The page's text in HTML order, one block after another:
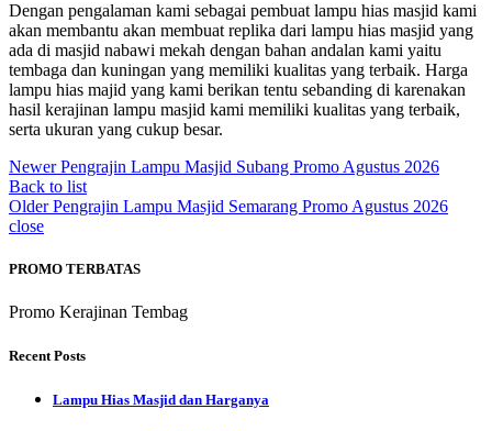
Dengan pengalaman kami sebagai pembuat lampu hias masjid kami
akan membantu akan membuat replika dari lampu hias masjid yang
ada di masjid nabawi mekah dengan bahan andalan kami yaitu
tembaga dan kuningan yang memiliki kualitas yang terbaik. Harga
lampu hias majid yang kami berikan tentu sebanding di karenakan
hasil kerajinan lampu masjid kami memiliki kualitas yang terbaik,
serta ukuran yang cukup besar.
Newer Pengrajin Lampu Masjid Subang Promo Agustus 2026
Back to list
Older Pengrajin Lampu Masjid Semarang Promo Agustus 2026
close
PROMO TERBATAS
Promo Kerajinan Tembag
Recent Posts
Lampu Hias Masjid dan Harganya